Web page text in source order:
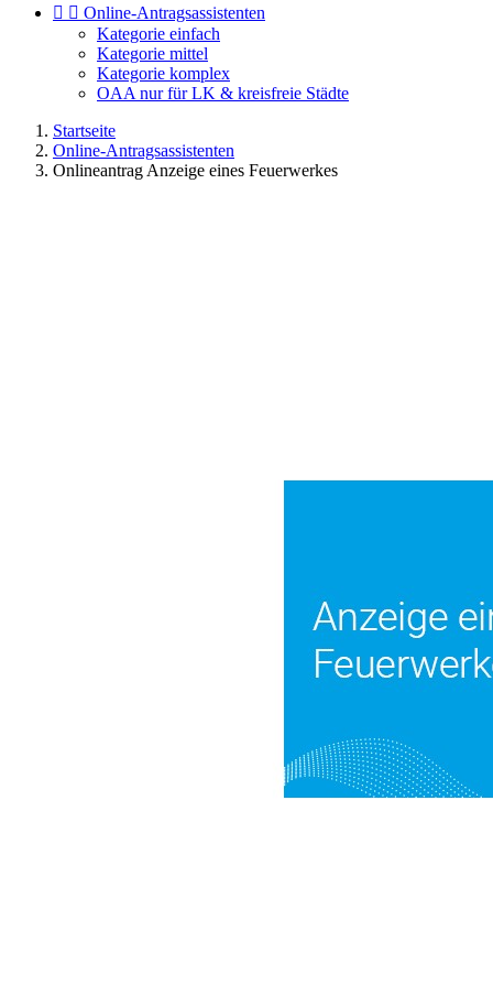
  Online-Antragsassistenten
Kategorie einfach
Kategorie mittel
Kategorie komplex
OAA nur für LK & kreisfreie Städte
Startseite
Online-Antragsassistenten
Onlineantrag Anzeige eines Feuerwerkes